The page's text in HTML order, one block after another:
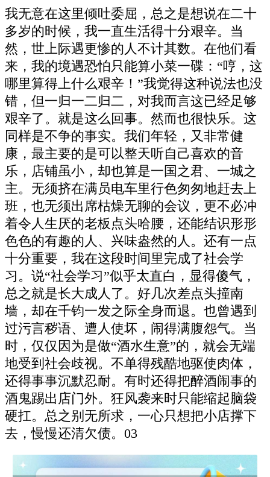
我无意在这里倾吐委屈，总之是想说在二十
多岁的时候，我一直生活得十分艰辛。当
然，世上际遇更惨的人不计其数。在他们看
来，我的境遇恐怕只能算小菜一碟：“哼，这
哪里算得上什么艰辛！”我觉得这种说法也没
错，但一归一二归二，对我而言这已经足够
艰辛了。就是这么回事。然而也很快乐。这
同样是不争的事实。我们年轻，又非常健
康，最主要的是可以整天听自己喜欢的音
乐，店铺虽小，却也算是一国之君、一城之
主。无须挤在满员电车里行色匆匆地赶去上
班，也无须出席枯燥无聊的会议，更不必冲
着令人生厌的老板点头哈腰，还能结识形形
色色的有趣的人、兴味盎然的人。还有一点
十分重要，我在这段时间里完成了社会学
习。说“社会学习”似乎太直白，显得傻气，
总之就是长大成人了。好几次差点头撞南
墙，却在千钧一发之际全身而退。也曾遇到
过污言秽语、遭人使坏，闹得满腹怨气。当
时，仅仅因为是做“酒水生意”的，就会无端
地受到社会歧视。不单得残酷地驱使肉体，
还得事事沉默忍耐。有时还得把醉酒闹事的
酒鬼踢出店门外。狂风袭来时只能缩起脑袋
硬扛。总之别无所求，一心只想把小店撑下
去，慢慢还清欠债。03